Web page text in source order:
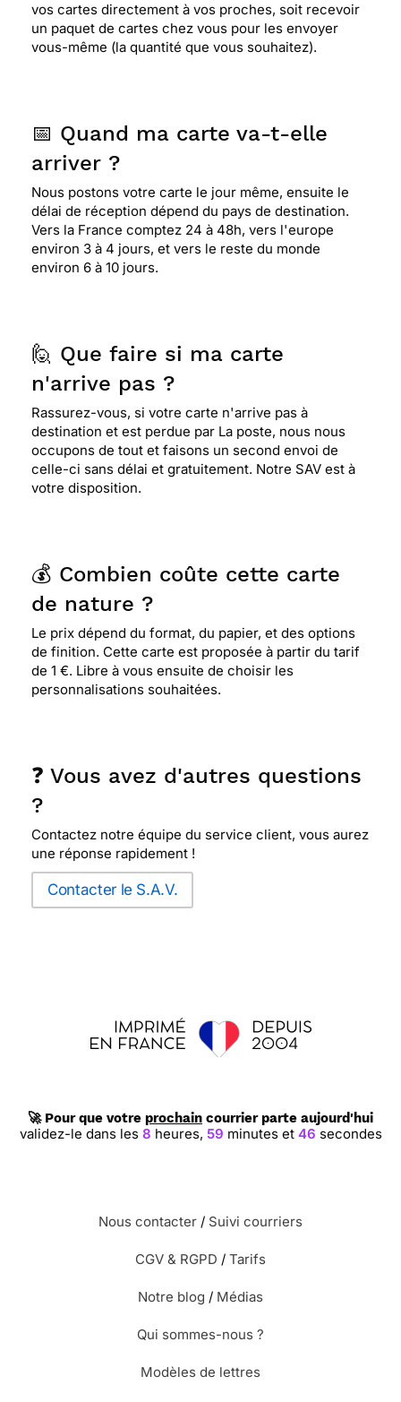
vos cartes directement à vos proches, soit recevoir
un paquet de cartes chez vous pour les envoyer
vous-même (la quantité que vous souhaitez).
📅 Quand ma carte va-t-elle
arriver ?
Nous postons votre carte le jour même, ensuite le
délai de réception dépend du pays de destination.
Vers la France comptez 24 à 48h, vers l'europe
environ 3 à 4 jours, et vers le reste du monde
environ 6 à 10 jours.
🙋 Que faire si ma carte
n'arrive pas ?
Rassurez-vous, si votre carte n'arrive pas à
destination et est perdue par La poste, nous nous
occupons de tout et faisons un second envoi de
celle-ci sans délai et gratuitement. Notre SAV est à
votre disposition.
💰 Combien coûte cette carte
de nature ?
Le prix dépend du format, du papier, et des options
de finition. Cette carte est proposée à partir du tarif
de 1 €. Libre à vous ensuite de choisir les
personnalisations souhaitées.
❓ Vous avez d'autres questions
?
Contactez notre équipe du service client, vous aurez
une réponse rapidement !
Contacter le S.A.V.
🚀 Pour que votre prochain courrier parte aujourd'hui
validez-le dans les 8 heures, 59 minutes et 46 secondes
Nous contacter / Suivi courriers
CGV & RGPD / Tarifs
Notre blog / Médias
Qui sommes-nous ?
Modèles de lettres